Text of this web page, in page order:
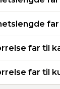
far
far til
far til